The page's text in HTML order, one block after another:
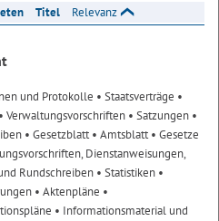
Titel Relevanz
und Protokolle • Staatsverträge •
• Verwaltungsvorschriften • Satzungen •
• Gesetzblatt• Amtsblatt• Gesetze
Dienstanweisungen,
Rundschreiben • Statistiken •
• Aktenpläne •
• Informationsmaterial und